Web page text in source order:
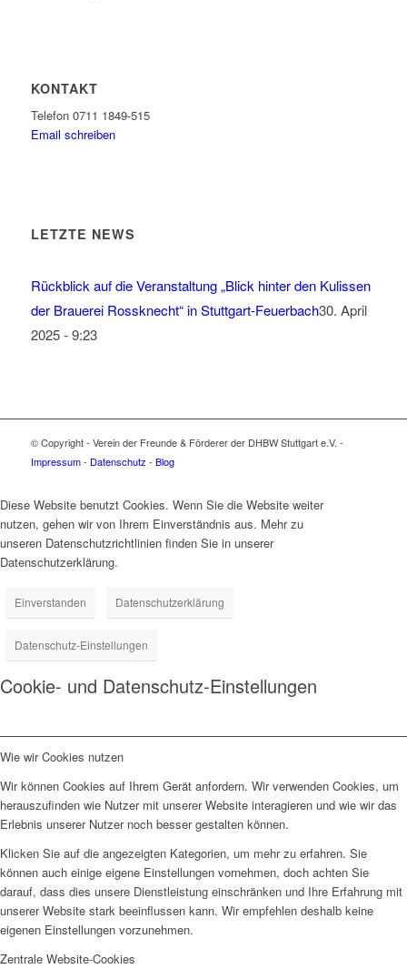
KONTAKT
Telefon 0711 1849-515
Email schreiben
LETZTE NEWS
Rückblick auf die Veranstaltung „Blick hinter den Kulissen
der Brauerei Rossknecht“ in Stuttgart-Feuerbach30. April
2025 - 9:23
© Copyright - Verein der Freunde & Förderer der DHBW Stuttgart e.V. -
Impressum- Datenschutz - Blog
Diese Website benutzt Cookies. Wenn Sie die Website weiter
nutzen, gehen wir von Ihrem Einverständnis aus. Mehr zu
unseren Datenschutzrichtlinien finden Sie in unserer
Datenschutzerklärung.
Einverstanden Datenschutzerklärung
Datenschutz-Einstellungen
Cookie- und Datenschutz-Einstellungen
Wie wir Cookies nutzen
Wir können Cookies auf Ihrem Gerät anfordern. Wir verwenden Cookies, um
herauszufinden wie Nutzer mit unserer Website interagieren und wie wir das
Erlebnis unserer Nutzer noch besser gestalten können.
Klicken Sie auf die angezeigten Kategorien, um mehr zu erfahren. Sie
können auch einige eigene Einstellungen vornehmen, doch achten Sie
darauf, dass dies unsere Dienstleistung einschränken und Ihre Erfahrung mit
unserer Website stark beeinflussen kann. Wir empfehlen deshalb keine
eigenen Einstellungen vorzunehmen.
Zentrale Website-Cookies